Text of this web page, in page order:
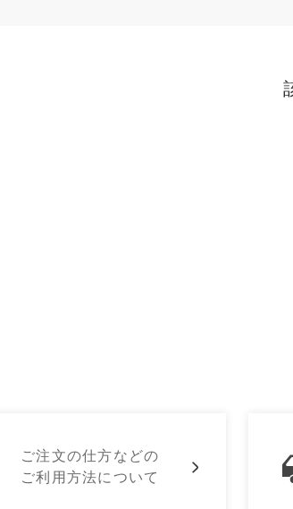
ご注文の仕方などの
ご利用方法について